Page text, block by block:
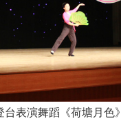
表演舞蹈《荷塘月色》